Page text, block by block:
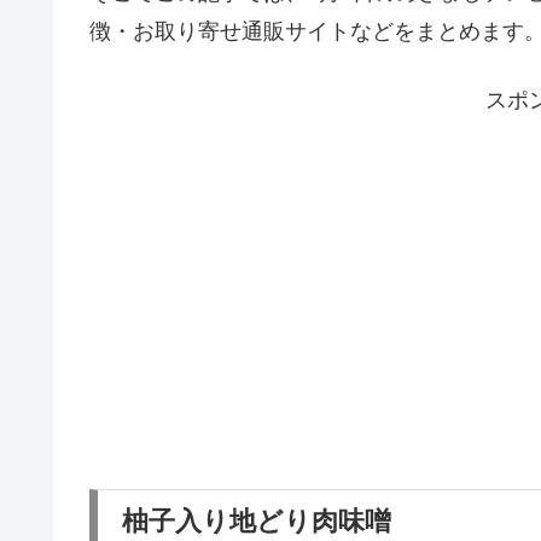
徴・お取り寄せ通販サイトなどをまとめます。
スポ
柚子入り地どり肉味噌